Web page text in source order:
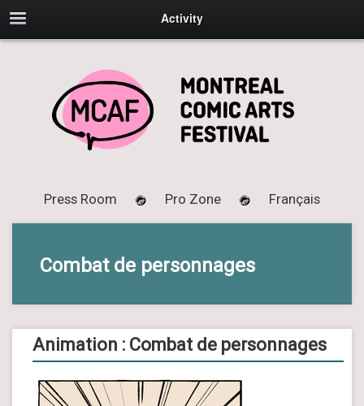
Activity
Press Room Pro Zone Français
Combat de personnages
Animation : Combat de personnages